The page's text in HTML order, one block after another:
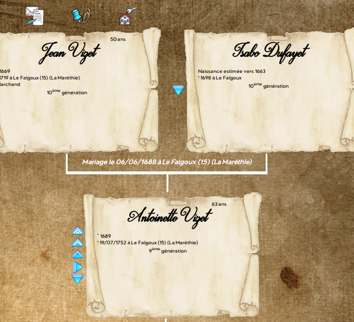
50 ans
Jean Vizet
à Le Falgoux (15) (La Maréthie)
10ème génération
Isabo Dufayet
Naissance estimée vers 1663
† 1698 à Le Falgoux
10ème génération
Mariage le 06/06/1688 à Le Falgoux (15) (La Maréthie)
63 ans
Antoinette Vizet
° 1689
† 19/07/1752 à Le Falgoux (15) (La Maréthie)
9ème génération